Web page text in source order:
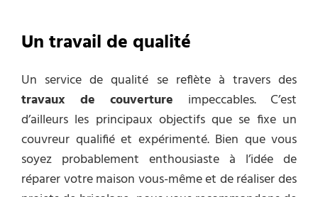
Un travail de qualité
Un service de qualité se reflète à travers des
travaux de couverture impeccables. C’est
d’ailleurs les principaux objectifs que se fixe un
couvreur qualifié et expérimenté. Bien que vous
soyez probablement enthousiaste à l’idée de
réparer votre maison vous-même et de réaliser des